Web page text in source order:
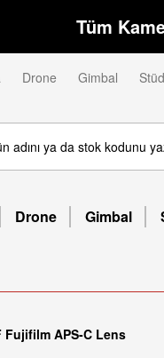
Tüm
Drone Gimbal
Drone Gimbal
Fujifilm APS-C Lens